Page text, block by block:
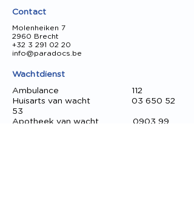
Contact
Molenheiken 7
2960 Brecht
+32 3 291 02 20
info@paradocs.be
Wachtdienst
Ambulance 112
Huisarts van wacht 03 650 52
53
Apotheek van wacht 0903 99